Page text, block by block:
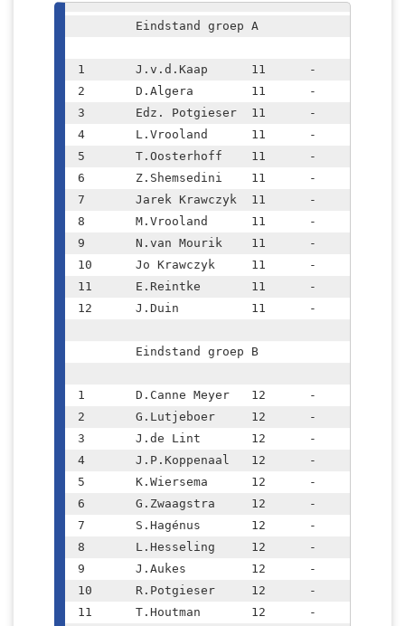
1	J.v.d.Kaap	11	-	10	* K
2	D.Algera	11	-	7,5	*
3	Edz. Potgieser	11	-	7	*
4	L.Vrooland	11	-	6,5	*
5	T.Oosterhoff	11	-	6,5	*
6	Z.Shemsedini	11	-	5,5	*
7	Jarek Krawczyk	11	-	5,5	*
8	M.Vrooland	11	-	5
9	N.van Mourik	11	-	4
10	Jo Krawczyk	11	-	4
11	E.Reintke	11	-	3,5
12	J.Duin		11	-	1
1	D.Canne Meyer	12	-	10	P*
2	G.Lutjeboer	12	-	9	P*
3	J.de Lint	12	-	8,5
4	J.P.Koppenaal	12	-	8
5	K.Wiersema	12	-	7,5
6	G.Zwaagstra	12	-	6,5
7	S.Hagénus	12	-	6
8	L.Hesseling	12	-	5,5
9	J.Aukes		12	-	5,5
10	R.Potgieser	12	-	4,5
11	T.Houtman	12	-	3,5